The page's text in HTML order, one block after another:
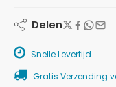
Delen
Snelle Levertijd
Gratis Verzending